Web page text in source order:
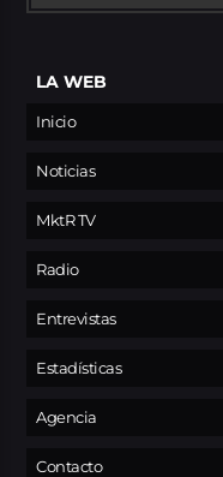
LA WEB
Inicio
Noticias
MktR TV
Radio
Entrevistas
Estadísticas
Agencia
Contacto